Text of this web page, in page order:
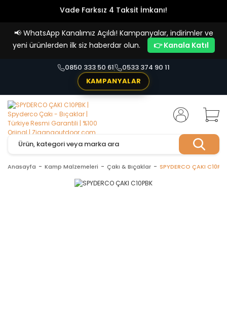
Vade Farksız 4 Taksit İmkanı!
📢 WhatsApp Kanalımız Açıldı! Kampanyalar, indirimler ve
yeni ürünlerden ilk siz haberdar olun.
👉 Kanala Katıl
0850 333 50 61
0533 374 90 11
KAMPANYALAR
Anasayfa Kamp Malzemeleri Çakı & Bıçaklar SPYDERCO ÇAKI